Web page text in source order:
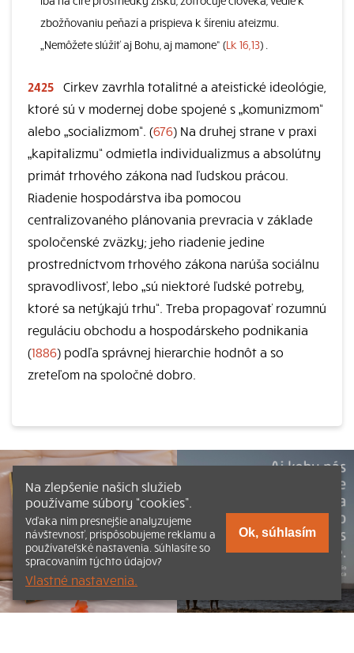
zbožňovaniu peňazí a prispieva k šíreniu ateizmu.
„Nemôžete slúžiť aj Bohu, aj mamone“ (Lk 16,13) .
2425 Cirkev zavrhla totalitné a ateistické ideológie,
ktoré sú v modernej dobe spojené s „komunizmom“
alebo „socializmom“. (676) Na druhej strane v praxi
„kapitalizmu“ odmietla individualizmus a absolútny
primát trhového zákona nad ľudskou prácou.
Riadenie hospodárstva iba pomocou
centralizovaného plánovania prevracia v základe
spoločenské zväzky; jeho riadenie jedine
prostredníctvom trhového zákona narúša sociálnu
spravodlivosť, lebo „sú niektoré ľudské potreby,
ktoré sa netýkajú trhu“. Treba propagovať rozumnú
reguláciu obchodu a hospodárskeho podnikania
(1886) podľa správnej hierarchie hodnôt a so
zreteľom na spoločné dobro.
Na zlepšenie našich služieb
používame súbory “cookies”.
Vďaka nim presnejšie analyzujeme
návštevnosť, prispôsobujeme reklamu a
používateľské nastavenia. Súhlasíte so
spracovaním týchto údajov?
Vlastné nastavenia.
Ok, súhlasím